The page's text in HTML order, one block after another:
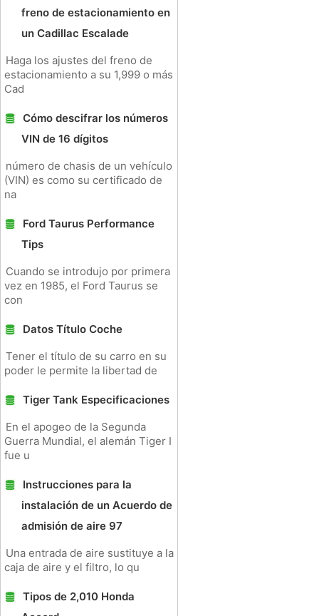
freno de estacionamiento en
un Cadillac Escalade
Haga los ajustes del freno de
estacionamiento a su 1,999 o más
Cad
Cómo descifrar los números
VIN de 16 dígitos
número de chasis de un vehículo
(VIN) es como su certificado de
na
Ford Taurus Performance
Tips
Cuando se introdujo por primera
vez en 1985, el Ford Taurus se
con
Datos Título Coche
Tener el título de su carro en su
poder le permite la libertad de
Tiger Tank Especificaciones
En el apogeo de la Segunda
Guerra Mundial, el alemán Tiger I
fue u
Instrucciones para la
instalación de un Acuerdo de
admisión de aire 97
Una entrada de aire sustituye a la
caja de aire y el filtro, lo qu
Tipos de 2,010 Honda